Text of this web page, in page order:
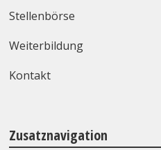
Stellenbörse
Weiterbildung
Kontakt
Zusatznavigation